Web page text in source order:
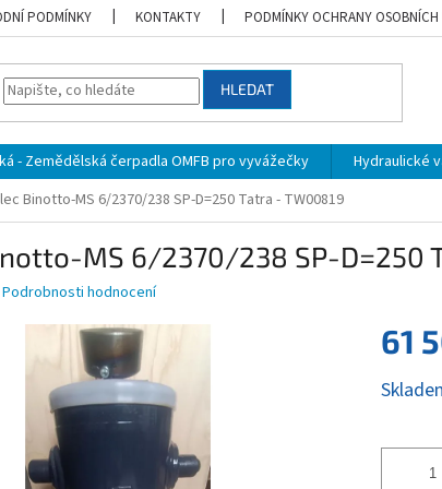
PODMÍNKY KONTAKTY PODMÍNKY OCHRANY OSOBNÍCH
HLEDAT
- Zemědělská čerpadla OMFB pro vyvážečky Hydraulické
Binotto-MS 6/2370/238 SP-D=250 Tatra - TW00819
MS 6/2370/238 SP-D=250
Podrobnosti hodnocení
61
Měrná
cena: